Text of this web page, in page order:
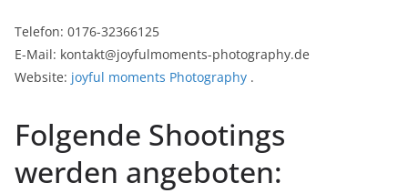
Telefon: 0176-32366125
E-Mail: kontakt@joyfulmoments-photography.de
Website: joyful moments Photography .
Folgende Shootings
werden angeboten: